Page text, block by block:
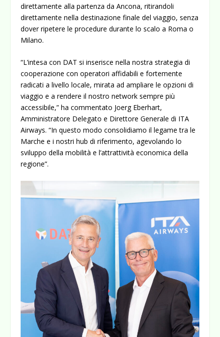
direttamente alla partenza da Ancona, ritirandoli
direttamente nella destinazione finale del viaggio, senza
dover ripetere le procedure durante lo scalo a Roma o
Milano.
“L’intesa con DAT si inserisce nella nostra strategia di
cooperazione con operatori affidabili e fortemente
radicati a livello locale, mirata ad ampliare le opzioni di
viaggio e a rendere il nostro network sempre più
accessibile,” ha commentato Joerg Eberhart,
Amministratore Delegato e Direttore Generale di ITA
Airways. “In questo modo consolidiamo il legame tra le
Marche e i nostri hub di riferimento, agevolando lo
sviluppo della mobilità e l’attrattività economica della
regione”.